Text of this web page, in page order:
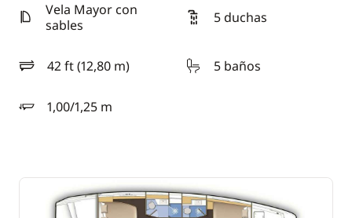
Vela Mayor con
sables
5 duchas
42 ft (12,80 m)
eslora 5 baños
1,00/1,25 m
calado